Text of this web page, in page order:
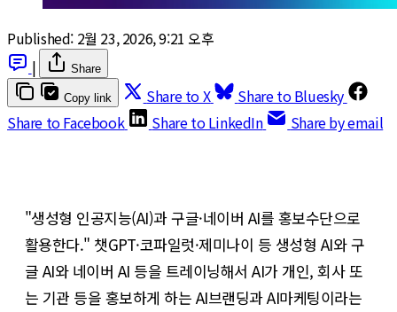
Published: 2월 23, 2026, 9:21 오후
|
Share
Copy link Share to X
Share to Bluesky
Share to Facebook
Share to LinkedIn Share by email
"생성형 인공지능(AI)과 구글·네이버 AI를 홍보수단으로
활용한다." 챗GPT·코파일럿·제미나이 등 생성형 AI와 구
글 AI와 네이버 AI 등을 트레이닝해서 AI가 개인, 회사 또
는 기관 등을 홍보하게 하는 AI브랜딩과 AI마케팅이라는